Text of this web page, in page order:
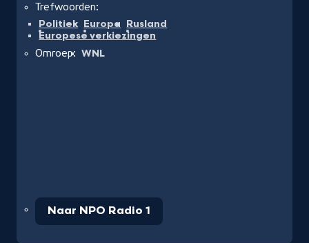
Trefwoorden:
Politiek Europa Rusland
Europese verkiezingen
Omroep: WNL
Naar NPO Radio 1